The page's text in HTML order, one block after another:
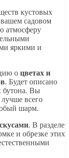
кустовых
садовом
атмосферу
яркими и
о цветах и
. Будет описано
бутона. Вы
всего
шарм.
. В разделе
и обрезке этих